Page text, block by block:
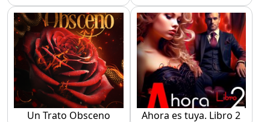
Un Trato Obsceno Ahora es tuya. Libro 2